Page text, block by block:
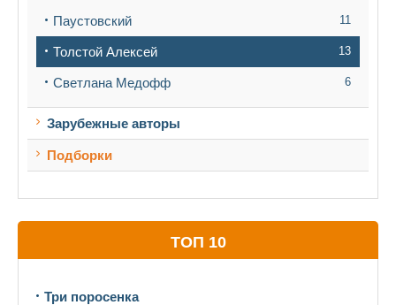
Паустовский 11
Толстой Алексей 13
Светлана Медофф 6
Зарубежные авторы
Подборки
ТОП 10
Три поросенка